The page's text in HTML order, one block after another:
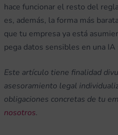
hace funcionar el resto del
es, además, la forma más
que tu empresa ya está
pega datos sensibles en una
Este artículo tiene finalidad
asesoramiento legal
obligaciones concretas de tu
nosotros.